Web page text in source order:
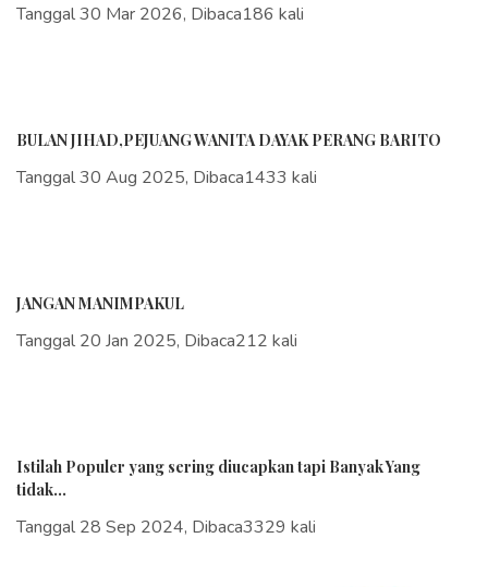
Tanggal 30 Mar 2026, Dibaca186 kali
BULAN JIHAD,PEJUANG WANITA DAYAK PERANG BARITO
Tanggal 30 Aug 2025, Dibaca1433 kali
JANGAN MANIMPAKUL
Tanggal 20 Jan 2025, Dibaca212 kali
Istilah Populer yang sering diucapkan tapi Banyak Yang
tidak...
Tanggal 28 Sep 2024, Dibaca3329 kali